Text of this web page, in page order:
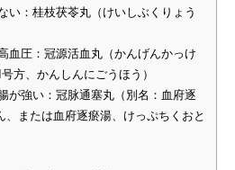
い：桂枝茯苓丸（けいしぶくりょう
血圧：冠源活血丸（かんげんかっけ
方、かんしんにごうほう）
が強い：冠脉通塞丸（別名：血府逐
、または血府逐瘀湯、けっぷちくおと